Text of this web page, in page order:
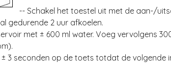
-- Schakel het toestel uit met de aan-/
gedurende 2 uur afkoelen.
met ± 600 ml water. Voeg vervolgens
3 seconden op de toets totdat de volgende